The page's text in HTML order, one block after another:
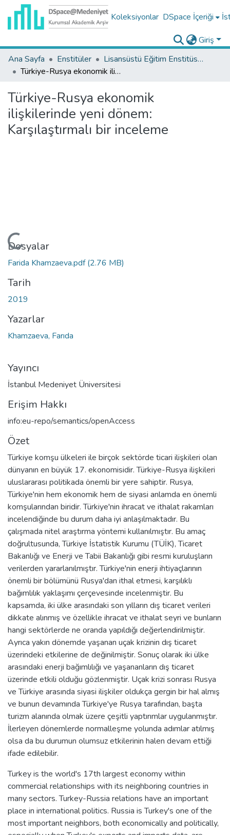
Koleksiyonlar DSpace İçeriği
Giriş
Ana Sayfa
Enstitüler
Lisansüstü Eğitim Enstitüsü Tez Koleksiyonu
Türkiye-Rusya ekonomik ilişkilerinde yeni dönem: Karşılaştırmalı bir inceleme
Türkiye-Rusya ekonomik
ilişkilerinde yeni dönem:
Karşılaştırmalı bir inceleme
Yükleniyor...
Dosyalar
Farida Khamzaeva.pdf(2.76 MB)
Tarih
2019
Yazarlar
Khamzaeva, Farıda
Yayıncı
İstanbul Medeniyet Üniversitesi
Erişim Hakkı
info:eu-repo/semantics/openAccess
Özet
Türkiye komşu ülkeleri ile birçok sektörde ticari ilişkileri olan
dünyanın en büyük 17. ekonomisidir. Türkiye-Rusya ilişkileri
uluslararası politikada önemli bir yere sahiptir. Rusya,
Türkiye'nin hem ekonomik hem de siyasi anlamda en önemli
komşularından biridir. Türkiye'nin ihracat ve ithalat rakamları
incelendiğinde bu durum daha iyi anlaşılmaktadır. Bu
çalışmada nitel araştırma yöntemi kullanılmıştır. Bu amaç
doğrultusunda, Türkiye İstatistik Kurumu (TÜİK), Ticaret
Bakanlığı ve Enerji ve Tabii Bakanlığı gibi resmi kuruluşların
verilerden yararlanılmıştır. Türkiye'nin enerji ihtiyaçlarının
önemli bir bölümünü Rusya'dan ithal etmesi, karşılıklı
bağımlılık yaklaşımı çerçevesinde incelenmiştir. Bu
kapsamda, iki ülke arasındaki son yılların dış ticaret verileri
dikkate alınmış ve özellikle ihracat ve ithalat seyri ve bunların
hangi sektörlerde ne oranda yapıldığı değerlendirilmiştir.
Ayrıca yakın dönemde yaşanan uçak krizinin dış ticaret
üzerindeki etkilerine de değinilmiştir. Sonuç olarak iki ülke
arasındaki enerji bağımlılığı ve yaşananların dış ticaret
üzerinde etkili olduğu gözlenmiştir. Uçak krizi sonrası Rusya
ve Türkiye arasında siyasi ilişkiler oldukça gergin bir hal almış
ve bunun devamında Türkiye'ye Rusya tarafından, başta
turizm alanında olmak üzere çeşitli yaptırımlar uygulanmıştır.
İlerleyen dönemlerde normalleşme yolunda adımlar atılmış
olsa da bu durumun olumsuz etkilerinin halen devam ettiği
ifade edilebilir.
Turkey is the world's 17th largest economy within
commercial relationships with its neighboring countries in
many sectors. Turkey-Russia relations have an important
place in international politics. Russia is Turkey's one of the
most important neighbors, both economically and politically,